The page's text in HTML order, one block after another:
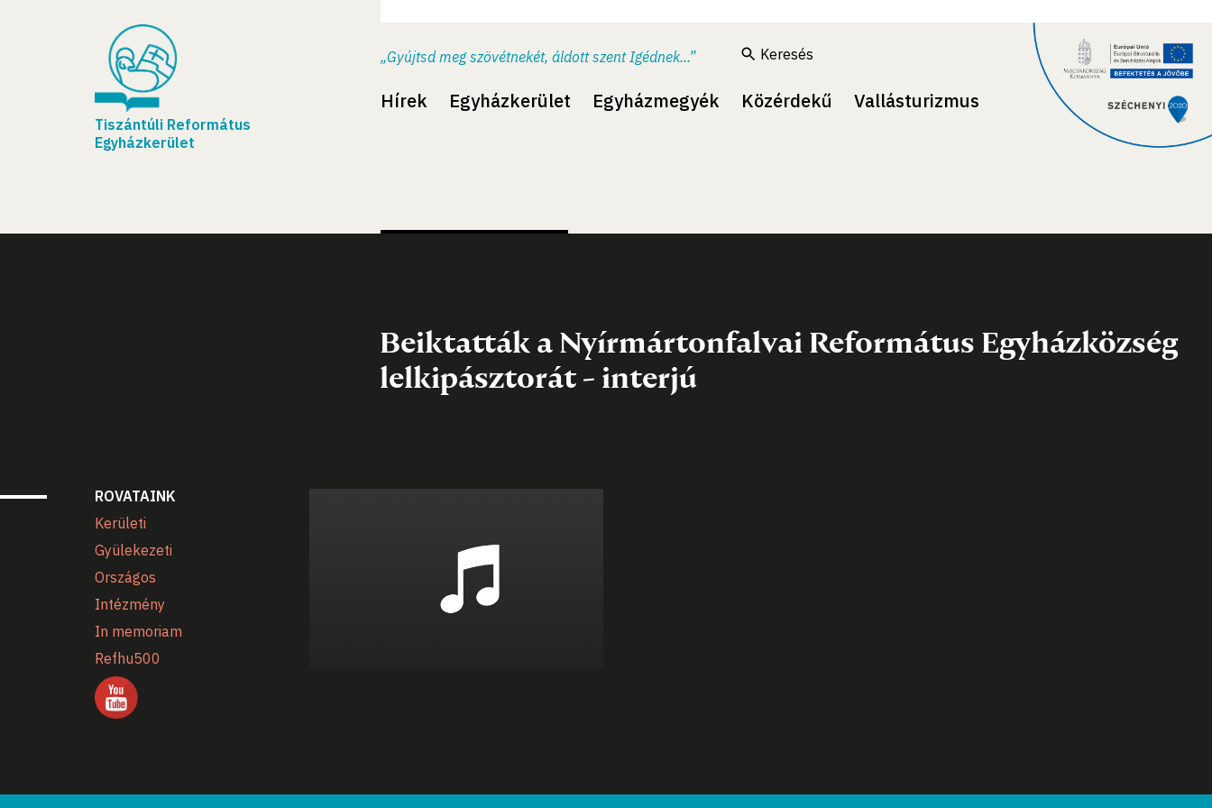
Tiszántúli Református
Egyházkerület
„Gyújtsd meg szövétnekét, áldott szent Igédnek...” Keresés
Hírek Egyházkerület Egyházmegyék Közérdekű Vallásturizmus
Beiktatták a Nyírmártonfalvai Református Egyházközség
lelkipásztorát - interjú
ROVATAINK
Kerületi
Gyülekezeti
Országos
Intézmény
In memoriam
Refhu500